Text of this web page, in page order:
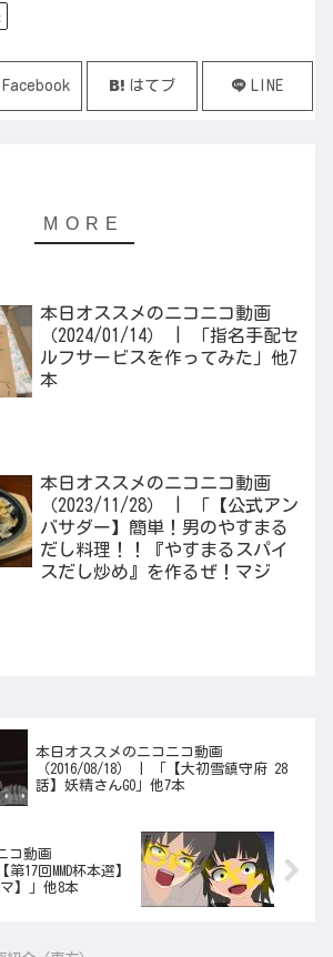
Facebook はてブ LINE
本日オススメのニコニコ動画
（2024/01/14） | 「指名手配セ
ルフサービスを作ってみた」他7
本
本日オススメのニコニコ動画
（2023/11/28） | 「【公式アン
バサダー】簡単！男のやすまる
だし料理！！『やすまるスパイ
スだし炒め』を作るぜ！マジ
本日オススメのニコニコ動画
（2016/08/18） | 「【大初雪鎮守府 28
話】妖精さんGO」他7本
コ動画
17回MMD杯本選】
マ】」他8本